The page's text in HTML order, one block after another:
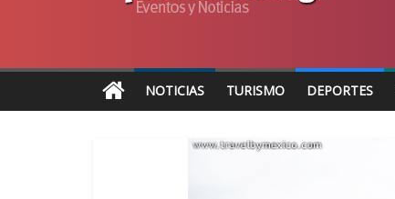
NOTICIAS TURISMO DEPORTES